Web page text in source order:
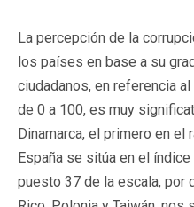
La percepción de la
los países en base a su
ciudadanos, en referencia
de 0 a 100, es muy
Dinamarca, el primero en el
España se sitúa en el
puesto 37 de la escala, por